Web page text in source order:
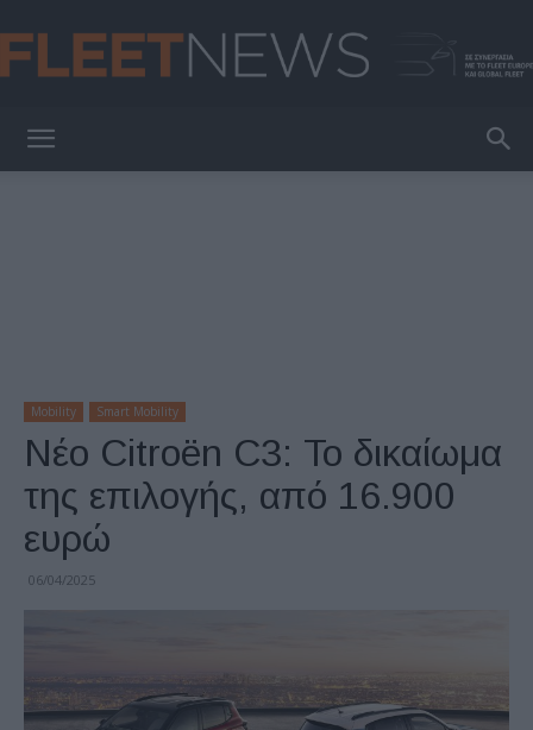
Mobility Smart Mobility
Νέο Citroёn C3: Το δικαίωμα
της επιλογής, από 16.900
ευρώ
06/04/2025